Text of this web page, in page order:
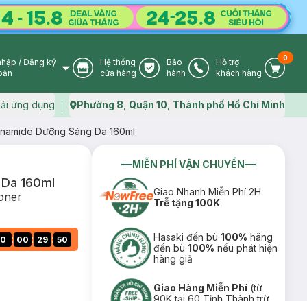
User Icon
/ Đăng ký
Store Icon
Hệ thống
cửa hàng
Warranty Icon
Bảo
hành
Phone Icon
Hỗ trợ
khách hàng
Cart
0
ứng dụng Map icon
Phường 8, Quận 10, Thành phố Hồ Chí Minh
Dưỡng Sáng Da 160ml
160ml
0 : 00 : 29 : 49
MIỄN PHÍ VẬN CHUYỂN
Giao Nhanh Miễn Phí 2H.
Trễ tặng 100K
Hasaki đền bù100% hãng
đền bù100% nếu phát hiện
hàng giả
Giao Hàng Miễn Phí (từ
90K tại 60 Tỉnh Thành trừ